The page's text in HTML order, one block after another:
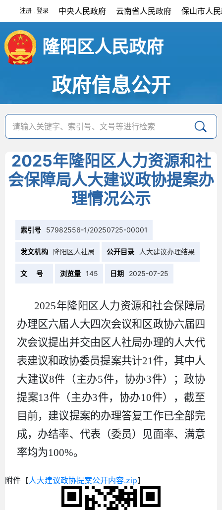
注册 登录 中央人民政府 云南省人民政府 保山市人
隆阳区人民政府
政府信息公开
2025年隆阳区人力资源和社
会保障局人大建议政协提案办
理情况公示
索引号 57982556-1/20250725-00001
发文机构 隆阳区人社局 公开目录 人大建议办理结果
文 号 浏览量 145 日期 2025-07-25
2025年隆阳区人力资源和社会保障局
办理区六届人大四次会议和区政协六届四
次会议提出并交由区人社局办理的人大代
表建议和政协委员提案共计21件，其中人
大建议8件（主办5件，协办3件）；政协
提案13件（主办3件，协办10件），截至
目前，建议提案的办理答复工作已全部完
成，办结率、代表（委员）见面率、满意
率均为100%。
附件【人大建议政协提案公开内容.zip】